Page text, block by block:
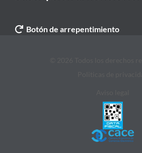
Botón de arrepentimiento